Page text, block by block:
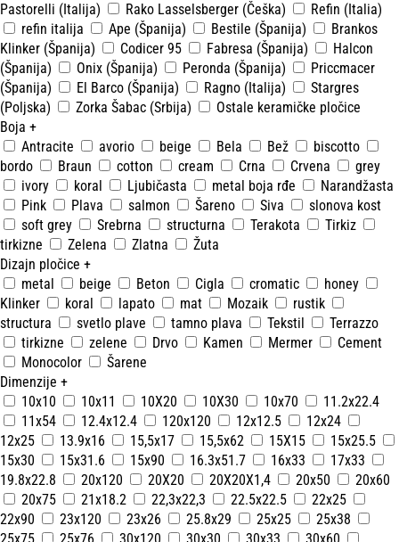
Pastorelli (Italija)
Rako Lasselsberger (Češka)
Refin (Italia)
refin italija
Ape (Španija) Bestile (Španija)
Brankos
Klinker (Španija)
Codicer 95 Fabresa (Španija)
Halcon
(Španija)
Onix (Španija) Peronda (Španija)
Priccmacer
(Španija)
El Barco (Španija) Ragno (Italija)
Stargres
(Poljska)
Zorka Šabac (Srbija)
Ostale keramičke pločice
Boja +
Antracite
avorio beige Bela Bež
biscotto
bordo
Braun cotton cream Crna Crvena
grey
ivory
koral Ljubičasta metal boja rđe
Narandžasta
Pink
Plava salmon Šareno Siva
slonova kost
soft grey
Srebrna structurna Terakota
Tirkiz
tirkizne
Zelena Zlatna
Žuta
Dizajn pločice +
metal
beige Beton Cigla cromatic
honey
Klinker
koral lapato mat Mozaik
rustik
structura
svetlo plave tamno plava Tekstil
Terrazzo
tirkizne
zelene Drvo Kamen Mermer
Cement
Monocolor
Šarene
Dimenzije +
10x10
10x11 10X20 10X30 10x70
11.2x22.4
11x54
12.4x12.4 120x120 12x12.5
12x24
12x25
13.9x16 15,5x17 15,5x62 15X15
15x25.5
15x30
15x31.6 15x90 16.3x51.7 16x33
17x33
19.8x22.8
20x120 20X20 20X20X1,4 20x50
20x60
20x75
21x18.2 22,3x22,3 22.5x22.5
22x25
22x90
23x120 23x26 25.8x29 25x25
25x38